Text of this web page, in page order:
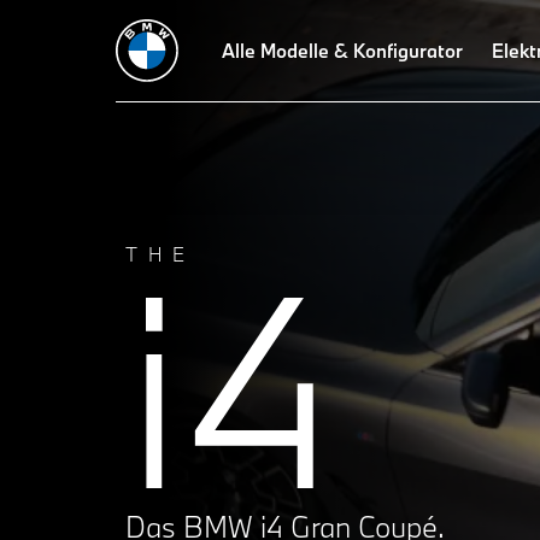
Alle Modelle & Konfigurator
THE
i4
Das BMW i4 Gran Coupé.
Technische Daten Business Lösungen Preisliste